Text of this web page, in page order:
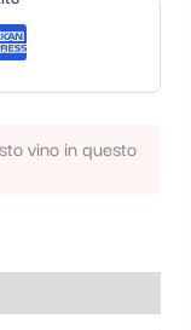
vino in questo